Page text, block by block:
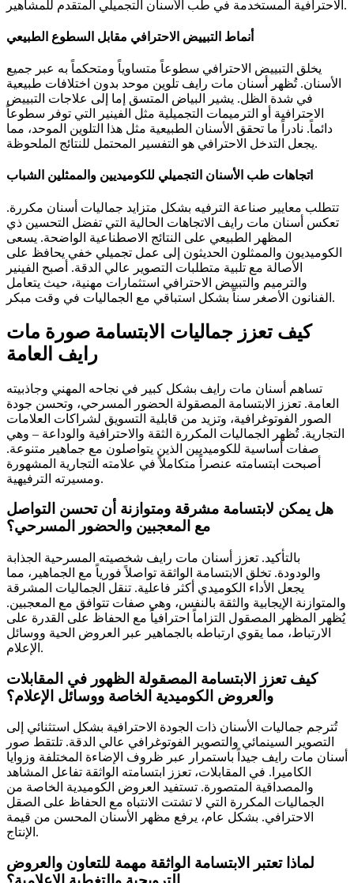
الاحترافية المستخدمة في طب الأسنان التجميلي المتقدم للمشاهير.
أنماط التبييض الاحترافي مقابل السطوع الطبيعي
يخلق التبييض الاحترافي سطوعاً متساوياً ومتحكماً به عبر جميع
الأسنان. تُظهر أسنان مات رايف تلوين موحد بدون اختلافات طبيعية
في شدة الظل. يشير البياض المتسق إما إلى علاجات التبييض
الاحترافية أو الترميمات التجميلية مثل الفينير التي توفر سطوعاً
دائماً. نادراً ما تحقق الأسنان الطبيعية مثل هذا التلوين الموحد، مما
يجعل التدخل الاحترافي هو التفسير المحتمل للنتائج الملحوظة.
اتجاهات طب الأسنان التجميلي للكوميديين والممثلين الشباب
تتطلب معايير صناعة الترفيه بشكل متزايد جماليات أسنان مكررة.
تعكس أسنان مات رايف الاتجاهات الحالية التي تفضل التحسين ذي
المظهر الطبيعي على النتائج الاصطناعية الواضحة. يسعى
الكوميديون والممثلون الحديثون إلى عمل تجميلي خفي يحافظ على
الأصالة مع تلبية متطلبات التصوير عالي الدقة. أصبح الفينير
والترميم والتبييض الاحترافي استثمارات مهنية، حيث يتعامل
الفنانون الأصغر سناً بشكل استباقي مع الجماليات في وقت مبكر.
كيف تعزز جماليات الابتسامة صورة مات
رايف العامة
تساهم أسنان مات رايف بشكل كبير في نجاحه المهني وجاذبيته
العامة. تعزز الابتسامة المصقولة الحضور المسرحي، وتحسن جودة
الصور الفوتوغرافية، وتزيد من قابلية التسويق لشراكات العلامات
التجارية. تُظهر الجماليات المكررة الثقة والاحترافية والوداعة – وهي
صفات أساسية للكوميديين الذين يتواصلون مع جماهير متنوعة.
أصبحت ابتسامته عنصراً متكاملاً في علامته التجارية المشهورة
ومسيرته الترفيهية.
هل يمكن لابتسامة مشرقة ومتوازنة أن تحسن التواصل
مع المعجبين والحضور المسرحي؟
بالتأكيد. تعزز أسنان مات رايف شخصيته المسرحية الجذابة
والودودة. تخلق الابتسامة الواثقة تواصلاً فورياً مع الجماهير، مما
يجعل الأداء الكوميدي أكثر فاعلية. تنقل الجماليات المشرقة
والمتوازنة الإيجابية والثقة بالنفس، وهي صفات تتوافق مع المعجبين.
يُظهر المظهر المصقول التزاماً احترافياً مع الحفاظ على القدرة على
الارتباط، مما يقوي ارتباطه بالجماهير عبر العروض الحية ووسائل
الإعلام.
كيف تعزز الابتسامة المصقولة الظهور في المقابلات
والعروض الكوميدية الخاصة ووسائل الإعلام؟
تُترجم جماليات الأسنان ذات الجودة الاحترافية بشكل استثنائي إلى
التصوير السينمائي والتصوير الفوتوغرافي عالي الدقة. تلتقط صور
أسنان مات رايف جيداً باستمرار عبر ظروف الإضاءة المختلفة وزوايا
الكاميرا. في المقابلات، تعزز ابتسامته الواثقة تفاعل المشاهد
والمصداقية المتصورة. تستفيد العروض الكوميدية الخاصة من
الجماليات المكررة التي لا تشتت الانتباه مع الحفاظ على الصقل
الاحترافي. بشكل عام، يرفع مظهر الأسنان المحسن من قيمة
الإنتاج.
لماذا تعتبر الابتسامة الواثقة مهمة للتعاون والعروض